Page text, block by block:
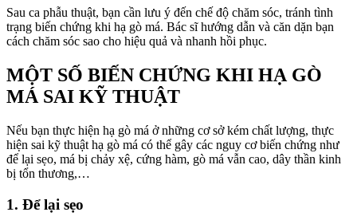
Sau ca phẫu thuật, bạn cần lưu ý đến chế độ chăm sóc, tránh tình
trạng biến chứng khi hạ gò má. Bác sĩ hướng dẫn và căn dặn bạn
cách chăm sóc sao cho hiệu quả và nhanh hồi phục.
MỘT SỐ BIẾN CHỨNG KHI HẠ GÒ
MÁ SAI KỸ THUẬT
Nếu bạn thực hiện hạ gò má ở những cơ sở kém chất lượng, thực
hiện sai kỹ thuật hạ gò má có thể gây các nguy cơ biến chứng như
để lại sẹo, má bị chảy xệ, cứng hàm, gò má vẫn cao, dây thần kinh
bị tổn thương,…
1. Để lại sẹo